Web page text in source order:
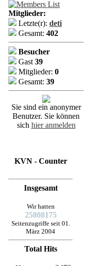
Mitglieder:
Letzte(r): deti
Gesamt: 402
Besucher
Gast 39
Mitglieder: 0
Gesamt: 39
Sie sind ein anonymer
Benutzer. Sie können
sich hier anmelden
KVN - Counter
Insgesamt
Wir hatten
25808175
Seitenzugriffe seit 01.
März 2004
Total Hits